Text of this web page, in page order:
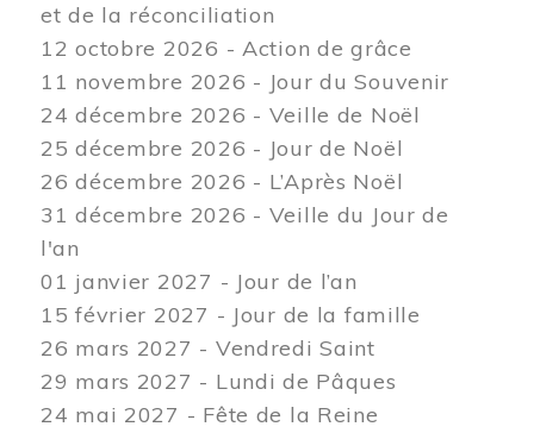
et de la réconciliation
12 octobre 2026 - Action de grâce
11 novembre 2026 - Jour du Souvenir
24 décembre 2026 - Veille de Noël
25 décembre 2026 - Jour de Noël
26 décembre 2026 - L’Après Noël
31 décembre 2026 - Veille du Jour de
l'an
01 janvier 2027 - Jour de l’an
15 février 2027 - Jour de la famille
26 mars 2027 - Vendredi Saint
29 mars 2027 - Lundi de Pâques
24 mai 2027 - Fête de la Reine